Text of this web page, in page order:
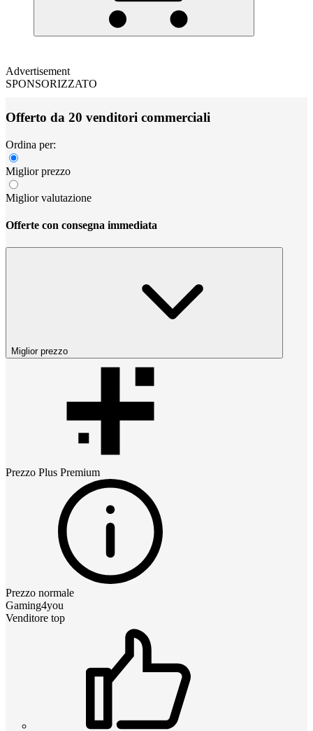
Advertisement
SPONSORIZZATO
Offerto da 20 venditori commerciali
Ordina per:
Miglior prezzo
Miglior valutazione
Offerte con consegna immediata
Miglior prezzo
Prezzo Plus Premium
Prezzo normale
Gaming4you
Venditore top